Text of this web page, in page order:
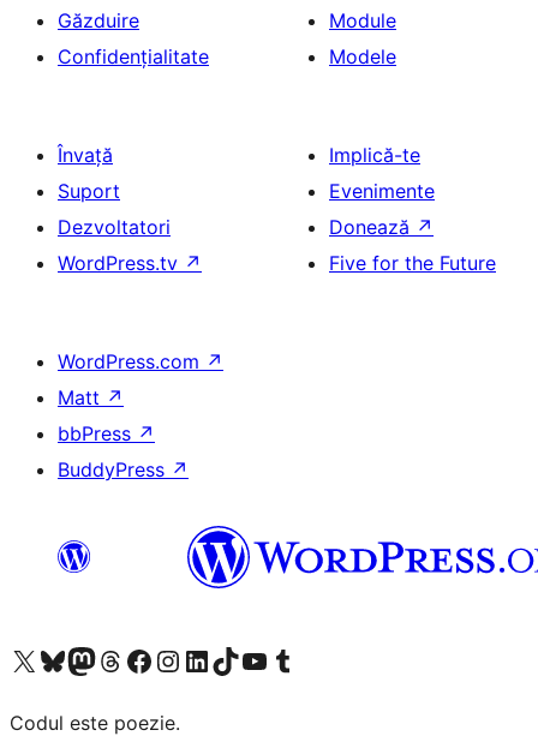
Găzduire
Confidențialitate
Module
Modele
Învață
Suport
Dezvoltatori
WordPress.tv ↗
Implică-te
Evenimente
Donează ↗
Five for the Future
WordPress.com ↗
Matt ↗
bbPress ↗
BuddyPress ↗
Mergi la contul nostru X (fost Twitter)
Vizitează contul nostru Bluesky
Vizitează contul nostru Mastodon
Vizitează contul nostru Threads
Vizitează pagina noastră Facebook
Vizitează-ne pe Instagram
Vizitează-ne pe LinkedIn
Vizitează contul nostru TikTok
Vizitează canalul nostru YouTube
Vizitează contul nostru Tumblr
Codul este poezie.